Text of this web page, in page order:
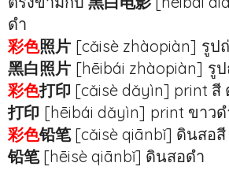
ดำ
彩色照片 [cǎisè zhàopiàn] รูป
黑白照片 [hēibái zhàopiàn] รู
彩色打印 [cǎisè dǎyìn] print สี
打印 [hēibái dǎyìn] print ขาวด
彩色铅笔[cǎisè qiānbǐ] ดินสอ
铅笔[hēisè qiānbǐ] ดินสอดำ